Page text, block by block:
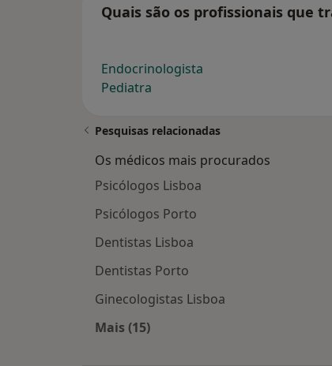
Quais são os profissionais que
Endocrinologista
Pediatra
Pesquisas relacionadas
Os médicos mais procurados
Psicólogos Lisboa
Psicólogos Porto
Dentistas Lisboa
Dentistas Porto
Ginecologistas Lisboa
Mais (15)